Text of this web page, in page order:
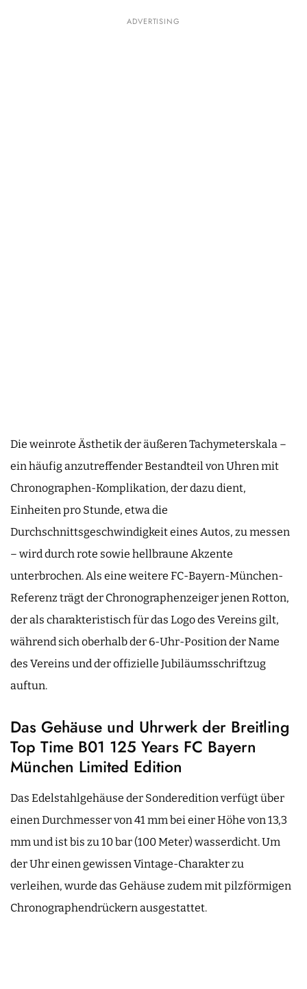
ADVERTISING
Die weinrote Ästhetik der äußeren Tachymeterskala –
ein häufig anzutreffender Bestandteil von Uhren mit
Chronographen-Komplikation, der dazu dient,
Einheiten pro Stunde, etwa die
Durchschnittsgeschwindigkeit eines Autos, zu messen
– wird durch rote sowie hellbraune Akzente
unterbrochen. Als eine weitere FC-Bayern-München-
Referenz trägt der Chronographenzeiger jenen Rotton,
der als charakteristisch für das Logo des Vereins gilt,
während sich oberhalb der 6-Uhr-Position der Name
des Vereins und der offizielle Jubiläumsschriftzug
auftun.
Das Gehäuse und Uhrwerk der Breitling
Top Time B01 125 Years FC Bayern
München Limited Edition
Das Edelstahlgehäuse der Sonderedition verfügt über
einen Durchmesser von 41 mm bei einer Höhe von 13,3
mm und ist bis zu 10 bar (100 Meter) wasserdicht. Um
der Uhr einen gewissen Vintage-Charakter zu
verleihen, wurde das Gehäuse zudem mit pilzförmigen
Chronographendrückern ausgestattet.